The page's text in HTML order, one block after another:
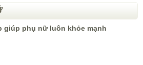
giúp phụ nữ luôn khỏe mạnh